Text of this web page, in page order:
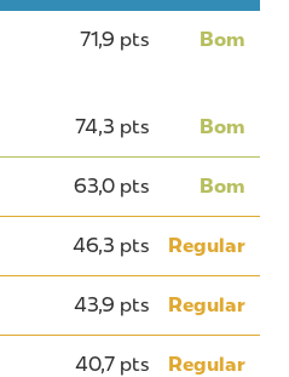
71,9 pts Bom
74,3 pts Bom
63,0 pts Bom
46,3 pts Regular
43,9 pts Regular
40,7 pts Regular